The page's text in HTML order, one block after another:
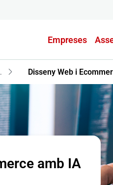
Empreses
Disseny Web i
amb IA